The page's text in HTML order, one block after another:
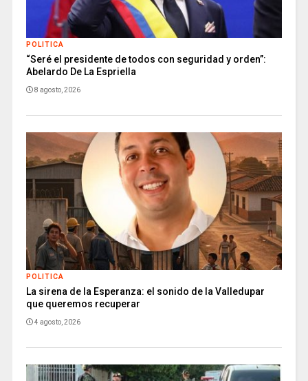
POLITICA
“Seré el presidente de todos con seguridad y orden”:
Abelardo De La Espriella
8 agosto, 2026
POLITICA
La sirena de la Esperanza: el sonido de la Valledupar
que queremos recuperar
4 agosto, 2026